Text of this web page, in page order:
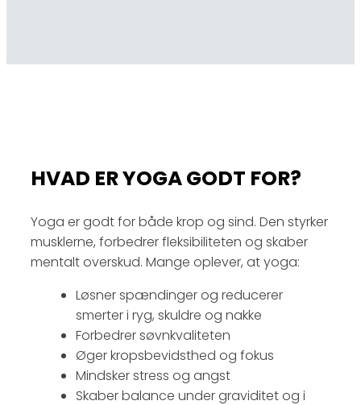
HVAD ER YOGA GODT FOR?
Yoga er godt for både krop og sind. Den styrker
musklerne, forbedrer fleksibiliteten og skaber
mentalt overskud. Mange oplever, at yoga:
Løsner spændinger og reducerer
smerter i ryg, skuldre og nakke
Forbedrer søvnkvaliteten
Øger kropsbevidsthed og fokus
Mindsker stress og angst
Skaber balance under graviditet og i